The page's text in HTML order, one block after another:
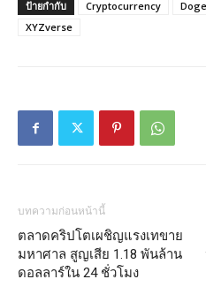
ป้ายกำกับ Cryptocurrency
XYZverse
บทความก่อนหน้านี้
ตลาดคริปโตเผชิญแรงเทขาย
มหาศาล สูญเสีย 1.18 พันล้าน
ดอลลาร์ใน 24 ชั่วโมง